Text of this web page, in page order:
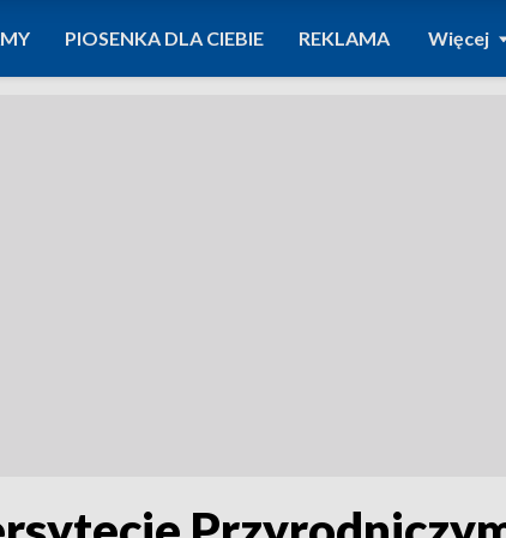
PIOSENKA DLA CIEBIE REKLAMA Więcej